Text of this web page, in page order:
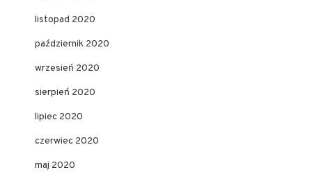
listopad 2020
październik 2020
wrzesień 2020
sierpień 2020
lipiec 2020
czerwiec 2020
maj 2020